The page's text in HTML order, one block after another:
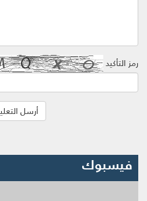
رمز التأكيد
فيسبوك